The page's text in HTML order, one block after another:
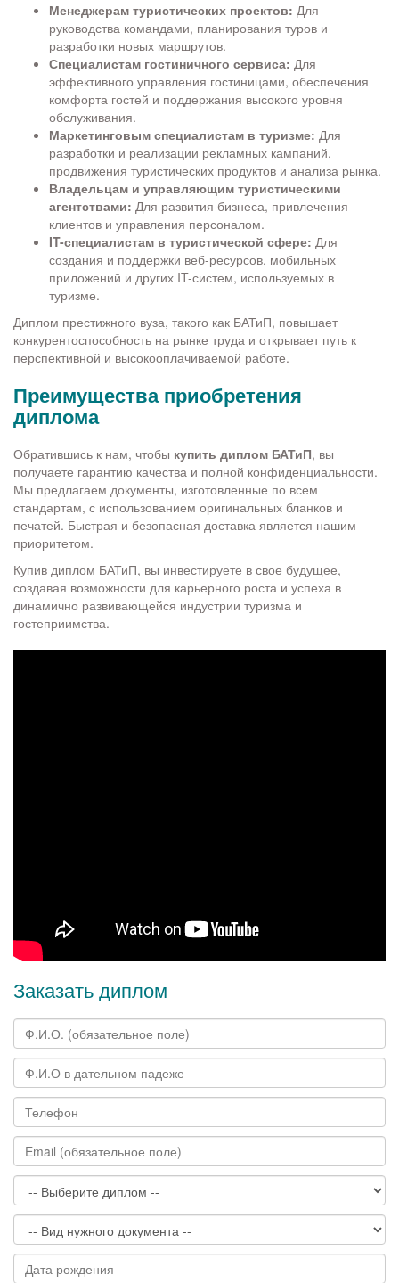
Менеджерам туристических проектов: Для
руководства командами, планирования туров и
разработки новых маршрутов.
Специалистам гостиничного сервиса: Для
эффективного управления гостиницами, обеспечения
комфорта гостей и поддержания высокого уровня
обслуживания.
Маркетинговым специалистам в туризме: Для
разработки и реализации рекламных кампаний,
продвижения туристических продуктов и анализа рынка.
Владельцам и управляющим туристическими
агентствами: Для развития бизнеса, привлечения
клиентов и управления персоналом.
IT-специалистам в туристической сфере: Для
создания и поддержки веб-ресурсов, мобильных
приложений и других IT-систем, используемых в
туризме.
Диплом престижного вуза, такого как БАТиП, повышает
конкурентоспособность на рынке труда и открывает путь к
перспективной и высокооплачиваемой работе.
Преимущества приобретения
диплома
Обратившись к нам, чтобы купить диплом БАТиП, вы
получаете гарантию качества и полной конфиденциальности.
Мы предлагаем документы, изготовленные по всем
стандартам, с использованием оригинальных бланков и
печатей. Быстрая и безопасная доставка является нашим
приоритетом.
Купив диплом БАТиП, вы инвестируете в свое будущее,
создавая возможности для карьерного роста и успеха в
динамично развивающейся индустрии туризма и
гостеприимства.
Заказать диплом